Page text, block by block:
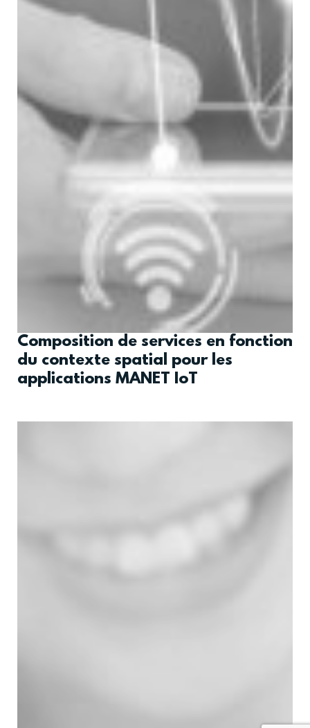
Composition de services en fonction
du contexte spatial pour les
applications MANET IoT